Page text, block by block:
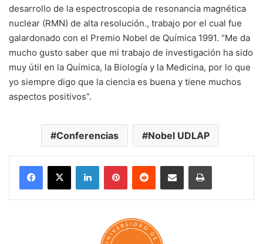
desarrollo de la espectroscopia de resonancia magnética
nuclear (RMN) de alta resolución., trabajo por el cual fue
galardonado con el Premio Nobel de Química 1991. “Me da
mucho gusto saber que mi trabajo de investigación ha sido
muy útil en la Química, la Biología y la Medicina, por lo que
yo siempre digo que la ciencia es buena y tiene muchos
aspectos positivos”.
Conferencias Nobel UDLAP
LinkedInPinterestReddit Share via Email Print